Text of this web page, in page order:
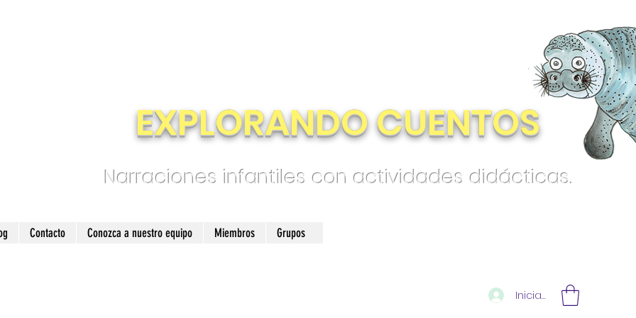
EXPLORANDO CUENTOS
Narraciones infantiles con actividades didácticas.
Iniciar sesión
Contacto Conozca a nuestro equipo Miembros Grupos